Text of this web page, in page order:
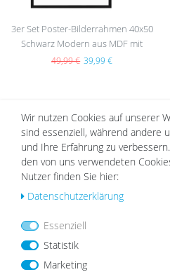
3er Set Poster-Bilderrahmen 40x50
Schwarz Modern aus MDF mit
Acrylglas
49,99 € 39,99 €
DAZU
Wu
nsc
e
Wir nutzen Cookies auf unserer
sind essenziell, während andere
und Ihre Erfahrung zu
den von uns verwendeten
Nutzer finden Sie hier:
Daten­schutz­erklärung
Essenziell
Statistik
Marketing